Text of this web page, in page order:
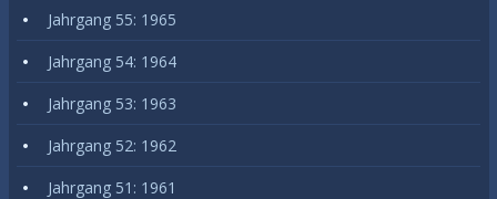
Jahrgang 55: 1965
Jahrgang 54: 1964
Jahrgang 53: 1963
Jahrgang 52: 1962
Jahrgang 51: 1961